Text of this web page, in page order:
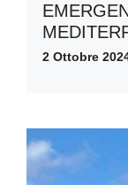
2 Ottobre